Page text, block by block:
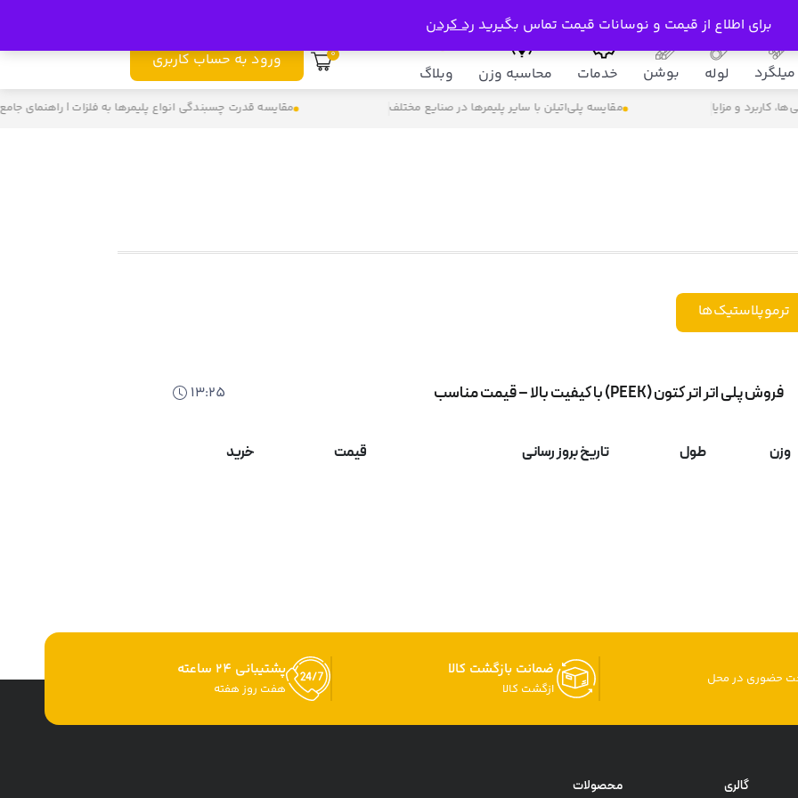
برای اطلاع از قیمت و نوسانات قیمت تماس بگیرید رد کردن
میلگرد لوله بوشن خدمات محاسبه وزن وبلاگ
0 ورود به حساب کاربری
کاربرد و مزایا مقایسه پلی‌اتیلن با سایر پلیمرها در صنایع مختلف مقایسه قدرت چسبندگی انواع پلیمرها به فلزات | راهنمای
ترموپلاستیک‌ها
فروش پلی اتر اتر کتون (PEEK) با کیفیت بالا – قیمت مناسب 13:25
وزن طول تاریخ بروز رسانی قیمت خرید
حضوری در محل ضمانت بازگشت کالا
ازگشت کالا
پشتیبانی 24 ساعته
هفت روز هفته
گالری محصولات